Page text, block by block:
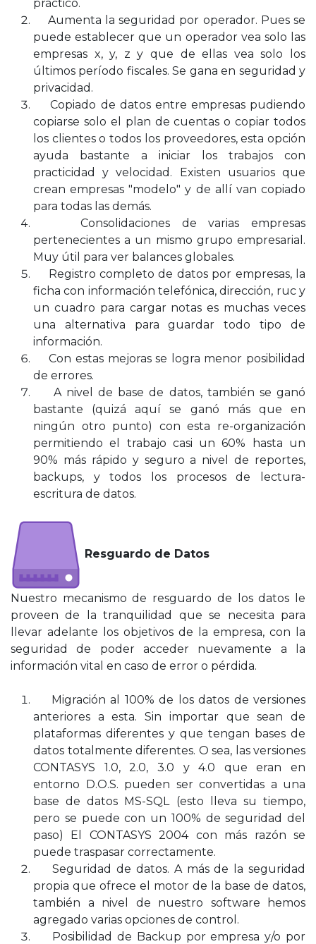
práctico.
Aumenta la seguridad por operador. Pues se
puede establecer que un operador vea solo las
empresas x, y, z y que de ellas vea solo los
últimos período fiscales. Se gana en seguridad y
privacidad.
Copiado de datos entre empresas pudiendo
copiarse solo el plan de cuentas o copiar todos
los clientes o todos los proveedores, esta opción
ayuda bastante a iniciar los trabajos con
practicidad y velocidad. Existen usuarios que
crean empresas "modelo" y de allí van copiado
para todas las demás.
Consolidaciones de varias empresas
pertenecientes a un mismo grupo empresarial.
Muy útil para ver balances globales.
Registro completo de datos por empresas, la
ficha con información telefónica, dirección, ruc y
un cuadro para cargar notas es muchas veces
una alternativa para guardar todo tipo de
información.
Con estas mejoras se logra menor posibilidad
de errores.
A nivel de base de datos, también se ganó
bastante (quizá aquí se ganó más que en
ningún otro punto) con esta re-organización
permitiendo el trabajo casi un 60% hasta un
90% más rápido y seguro a nivel de reportes,
backups, y todos los procesos de lectura-
escritura de datos.
Resguardo de Datos
Nuestro mecanismo de resguardo de los datos le
proveen de la tranquilidad que se necesita para
llevar adelante los objetivos de la empresa, con la
seguridad de poder acceder nuevamente a la
información vital en caso de error o pérdida.
Migración al 100% de los datos de versiones
anteriores a esta. Sin importar que sean de
plataformas diferentes y que tengan bases de
datos totalmente diferentes. O sea, las versiones
CONTASYS 1.0, 2.0, 3.0 y 4.0 que eran en
entorno D.O.S. pueden ser convertidas a una
base de datos MS-SQL (esto lleva su tiempo,
pero se puede con un 100% de seguridad del
paso) El CONTASYS 2004 con más razón se
puede traspasar correctamente.
Seguridad de datos. A más de la seguridad
propia que ofrece el motor de la base de datos,
también a nivel de nuestro software hemos
agregado varias opciones de control.
Posibilidad de Backup por empresa y/o por